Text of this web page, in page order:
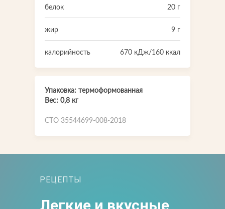
белок 20 г
жир 9 г
калорийность 670 кДж/160 ккал
Упаковка: термоформованная
Вес: 0,8 кг
СТО 35544699-008-2018
РЕЦЕПТЫ
Легкие и вкусные
Напишите нам
Напишите нам
Подпишитесь на новости